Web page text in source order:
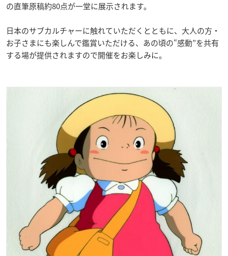
の直筆原稿約80点が一堂に展示されます。
日本のサブカルチャーに触れていただくとともに、大人の方・
お子さまにも楽しんで鑑賞いただける、あの頃の“感動”を共有
する場が提供されますので開催をお楽しみに。